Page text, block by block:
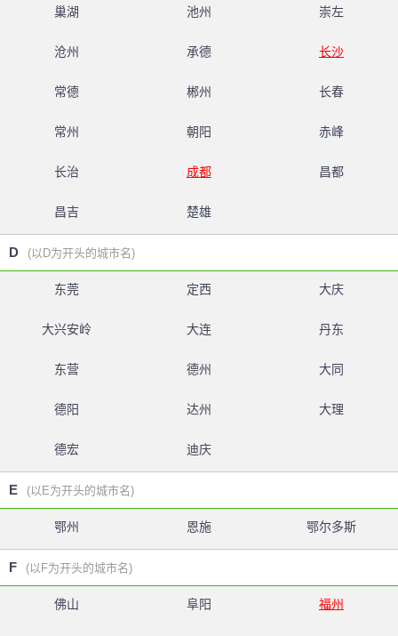
巢湖 池州 崇左
沧州 承德 长沙
常德 郴州 长春
常州 朝阳 赤峰
长治 成都 昌都
昌吉 楚雄
D (以D为开头的城市名)
东莞 定西 大庆
大兴安岭 大连 丹东
东营 德州 大同
德阳 达州 大理
德宏 迪庆
E (以E为开头的城市名)
鄂州 恩施 鄂尔多斯
F (以F为开头的城市名)
佛山 阜阳 福州